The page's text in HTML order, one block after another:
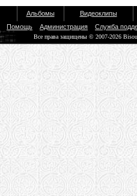
Альбомы
Видеоклипы
Помощь Администрация Служба
Все права защищены © 2007-2026